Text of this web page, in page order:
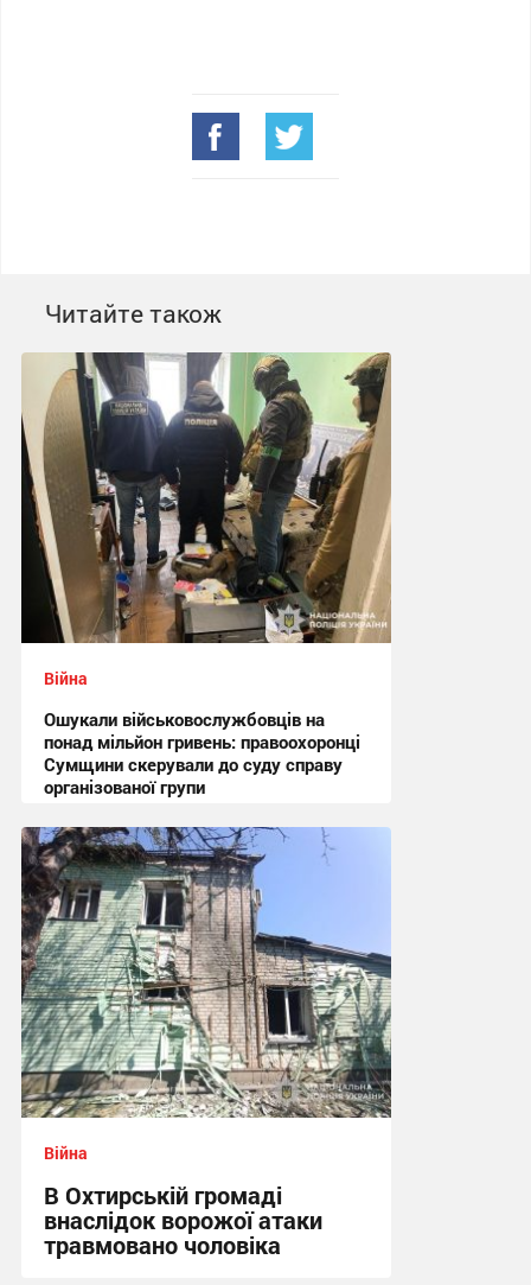
Читайте також
Війна
Ошукали військовослужбовців на
понад мільйон гривень: правоохоронці
Сумщини скерували до суду справу
організованої групи
12:47 сьогодні
Війна
В Охтирській громаді
внаслідок ворожої атаки
травмовано чоловіка